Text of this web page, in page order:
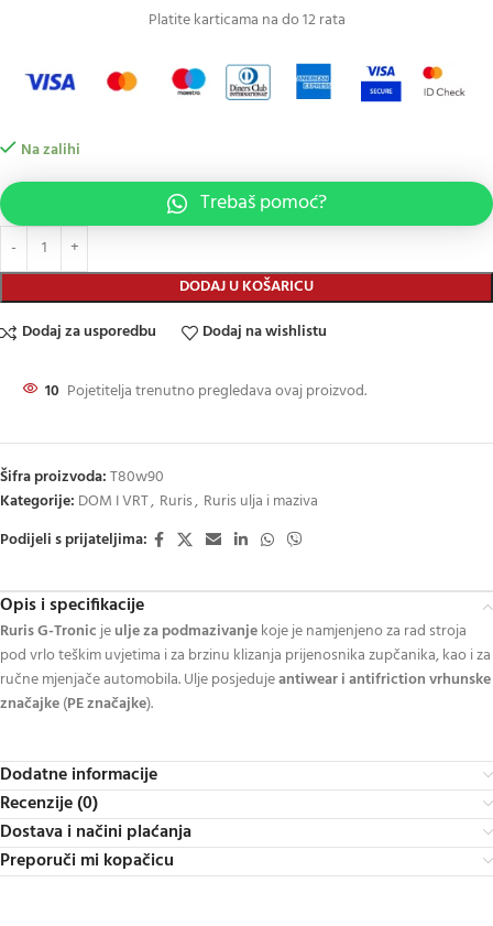
Platite karticama na do 12 rata
Na zalihi
DODAJ U KOŠARICU
Trebaš pomoć?
Dodaj za usporedbu Dodaj na wishlistu
10 Pojetitelja trenutno pregledava ovaj proizvod.
Šifra proizvoda:T80w90
Kategorije: DOM I VRT, Ruris, Ruris ulja i maziva
Podijeli s prijateljima:
Opis i specifikacije
Ruris G-Tronic jeulje za podmazivanjekoje je namjenjeno za rad stroja
pod vrlo teškim uvjetima i za brzinu klizanja prijenosnika zupčanika, kao i za
ručne mjenjače automobila. Ulje posjedujeantiwear i antifriction vrhunske
značajke(PE značajke).
Dodatne informacije
Recenzije (0)
Dostava i načini plaćanja
Preporuči mi kopačicu